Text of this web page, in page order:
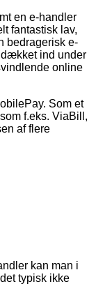
en e-handler
fantastisk lav,
bedragerisk e-
dækket ind under
online
Som et
f.eks. ViaBill,
af flere
kan man i
typisk ikke